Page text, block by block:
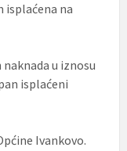
isplaćena na
u iznosu
isplaćeni
Ivankovo.